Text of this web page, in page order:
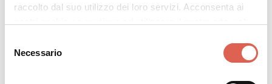
raccolto dal suo utilizzo dei loro servizi. Acconsenta ai
delNecessario